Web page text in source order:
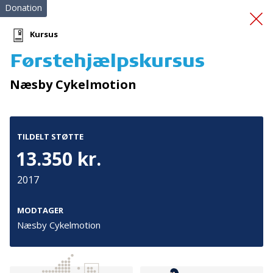
Familiecampingferie
Donation
Kursus
Førstehjælpskursus
Næsby Cykelmotion
TILDELT STØTTE
13.350 kr.
2017
MODTAGER
Næsby Cykelmotion
Tilmeld nyhedsbrev
De seneste nyheder om TrygFondens og TryghedsGruppens
aktiviteter direkte i din indbakke.